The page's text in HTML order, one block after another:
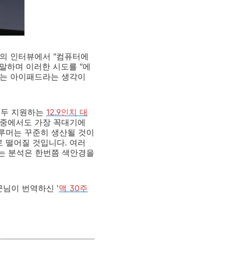
인터뷰에서 "컴퓨터에
하며 이러한 시도를 "에
아이패드라는 생각이
지원하는 12.9인치 대
에서도 가장 꼭대기에
머는 꾸준히 생산될 것이
떨어질 것입니다. 여러
분석은 한번쯤 색안경을
님이 번역하신 '맥 30주